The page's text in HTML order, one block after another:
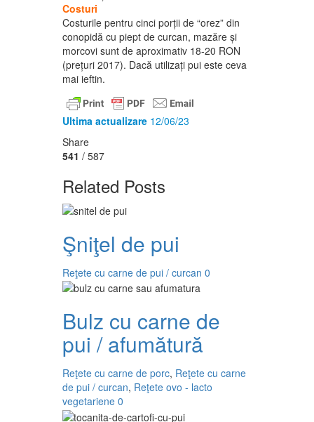
Costuri
Costurile pentru cinci porții de “orez” din
conopidă cu piept de curcan, mazăre și
morcovi sunt de aproximativ 18-20 RON
(prețuri 2017). Dacă utilizați pui este ceva
mai ieftin.
Ultima actualizare 12/06/23
Share
541 / 587
Related Posts
Şniţel de pui
Reţete cu carne de pui / curcan 0
Bulz cu carne de
pui / afumătură
Reţete cu carne de porc, Reţete cu carne
de pui / curcan, Reţete ovo - lacto
vegetariene 0